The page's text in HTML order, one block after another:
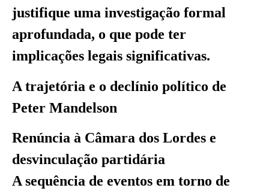
justifique uma investigação formal
aprofundada, o que pode ter
implicações legais significativas.
A trajetória e o declínio político de
Peter Mandelson
Renúncia à Câmara dos Lordes e
desvinculação partidária
A sequência de eventos em torno de